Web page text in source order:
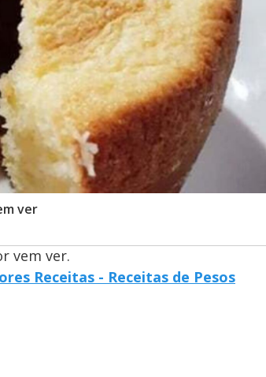
ver
vem ver.
Receitas - Receitas de Pesos